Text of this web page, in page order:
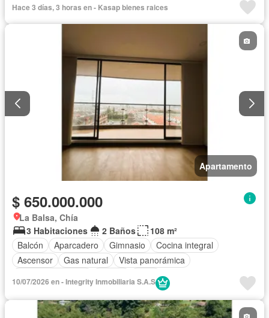
Hace 3 días, 3 horas en - Kasap bienes raices
Apartamento
$ 650.000.000
La Balsa, Chía
3 Habitaciones
2 Baños
108 m²
Balcón
Aparcadero Gimnasio
Cocina integral
Ascensor
Gas natural
Vista panorámica
10/07/2026 en - Integrity Inmobiliaria S.A.S